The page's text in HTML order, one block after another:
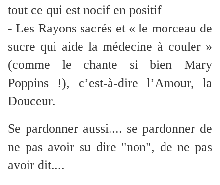
tout ce qui est nocif en positif
- Les Rayons sacrés et « le morceau de
sucre qui aide la médecine à couler »
(comme le chante si bien Mary
Poppins !), c’est-à-dire l’Amour, la
Douceur.
Se pardonner aussi.... se pardonner de
ne pas avoir su dire "non", de ne pas
avoir dit....